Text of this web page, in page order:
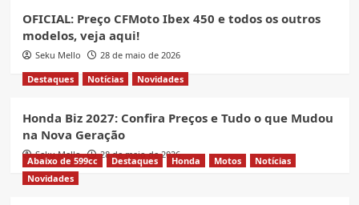
OFICIAL: Preço CFMoto Ibex 450 e todos os outros
modelos, veja aqui!
Seku Mello
28 de maio de 2026
Destaques
Notícias Novidades
Honda Biz 2027: Confira Preços e Tudo o que Mudou
na Nova Geração
Seku Mello 28 de maio de 2026
Abaixo de 599cc Destaques Honda Motos
Notícias
Novidades